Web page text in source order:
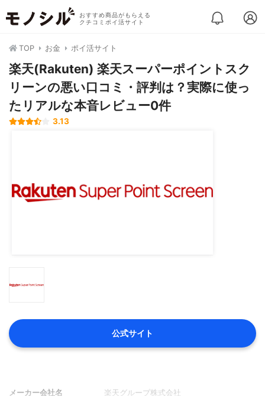
おすすめ商品がもらえる
クチコミポイ活サイト
TOP お金 ポイ活サイト
楽天(Rakuten) 楽天スーパーポイントスク
リーンの悪い口コミ・評判は？実際に使っ
たリアルな本音レビュー0件
3.13
公式サイト
メーカー会社名 楽天グループ株式会社